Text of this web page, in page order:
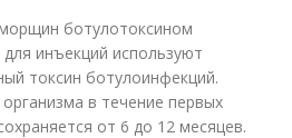
ботулотоксином
инъекций используют
токсин ботулоинфекций.
в течение первых
от 6 до 12 месяцев.